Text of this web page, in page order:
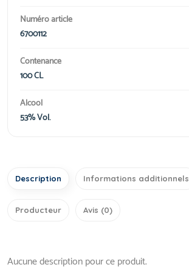
Numéro article
6700112
Contenance
100 CL
Alcool
53% Vol.
Description Informations additionnels
Producteur Avis (0)
Aucune description pour ce produit.